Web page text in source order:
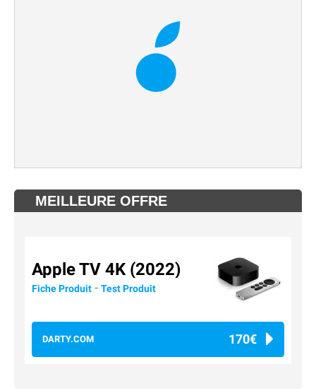
MEILLEURE OFFRE
Apple TV 4K (2022)
Fiche Produit - Test Produit
DARTY.COM 170€